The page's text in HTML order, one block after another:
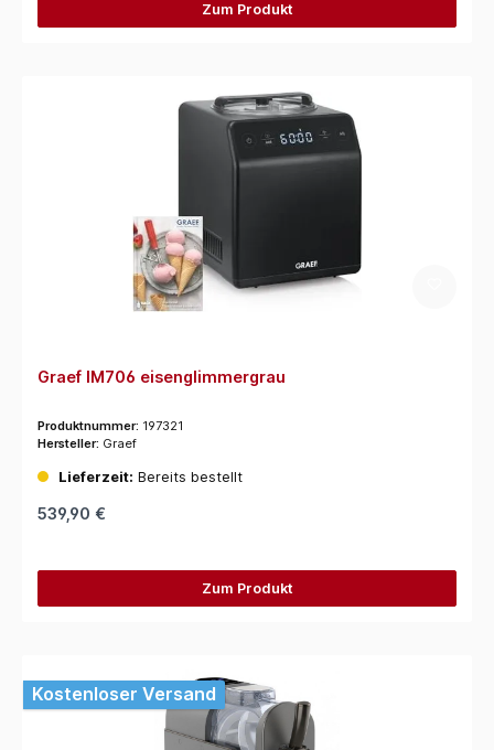
Zum Produkt
Graef IM706 eisenglimmergrau
Produktnummer: 197321
Hersteller: Graef
Lieferzeit: Bereits bestellt
539,90 €
Zum Produkt
Kostenloser Versand